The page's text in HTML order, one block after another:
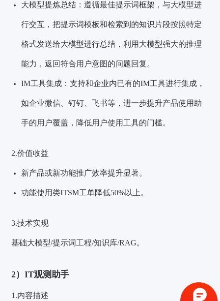
大模型提炼总结：遵循最佳提示词框架，与大模型进
行交互，把提示词模板和检索到的知识片段按照特定
格式发送给大模型进行总结，利用大模型强大的推理
能力，返回符合用户意图的问题回复。
IM工具集成：支持和企业内已有的IM工具进行集成，
如企业微信、钉钉、飞书等，进一步提升产品使用助
手的用户覆盖，降低用户使用工具的门槛。
2.价值收益
新产品或新功能推广效率提升显著。
功能使用类ITSM工单降低50%以上。
3.技术实现
基础大模型/提示词工程/知识库/RAG。
2）IT观测助手
1.内容描述